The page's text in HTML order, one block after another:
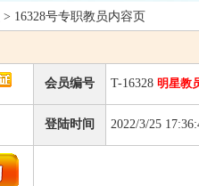
> 16328号专职教员内容页
会员编号 T-16328 明星教
登陆时间 2022/3/25